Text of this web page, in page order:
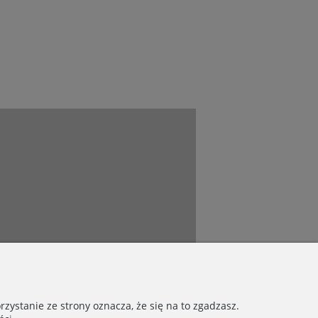
ze strony oznacza, że się na to zgadzasz.